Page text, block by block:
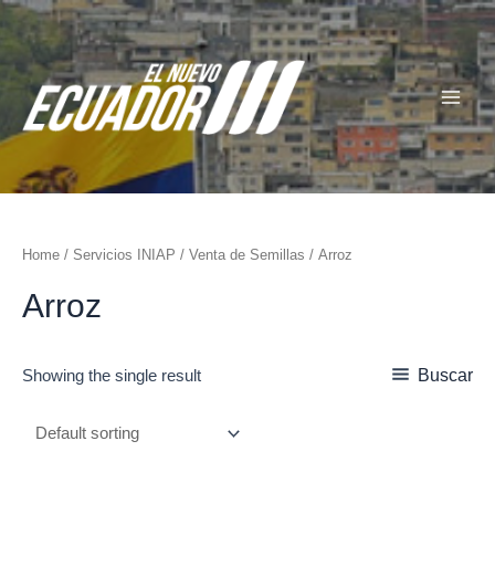
contenido
Main
Menu
Home / Servicios INIAP / Venta de Semillas / Arroz
Arroz
Showing the single result Buscar